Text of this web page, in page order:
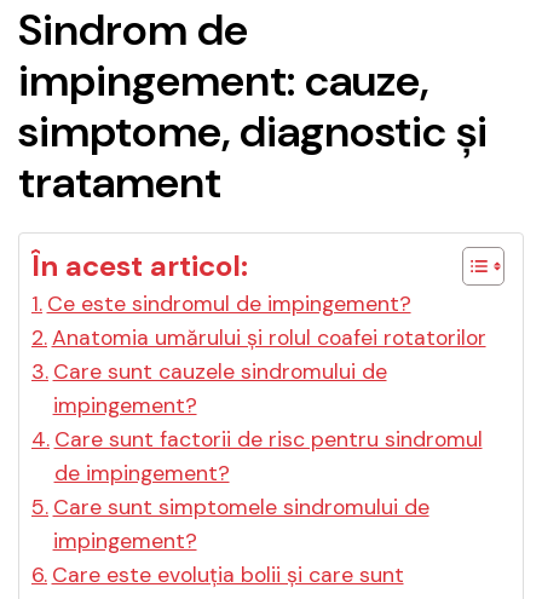
Sindrom de
impingement: cauze,
simptome, diagnostic și
tratament
În acest articol:
Ce este sindromul de impingement?
Anatomia umărului și rolul coafei rotatorilor
Care sunt cauzele sindromului de
impingement?
Care sunt factorii de risc pentru sindromul
de impingement?
Care sunt simptomele sindromului de
impingement?
Care este evoluția bolii și care sunt